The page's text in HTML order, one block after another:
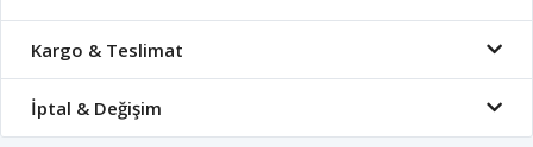
Kargo & Teslimat
İptal & Değişim